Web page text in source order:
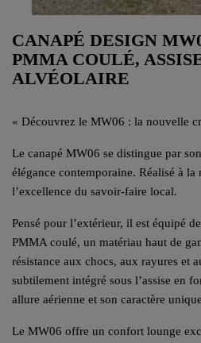
CANAPÉ DESIGN
PMMA COULÉ,
ALVÉOLAIRE
« Découvrez le MW06 : la nouvelle
Le canapé MW06 se distingue par
élégance contemporaine. Réalisé à
l’excellence du savoir-faire local.
Pensé pour l’extérieur, il est équipé
PMMA coulé, un matériau haut de
résistance aux chocs, aux rayures et
subtilement intégré sous l’assise en
allure aérienne et son caractère
Le MW06 offre un confort lounge